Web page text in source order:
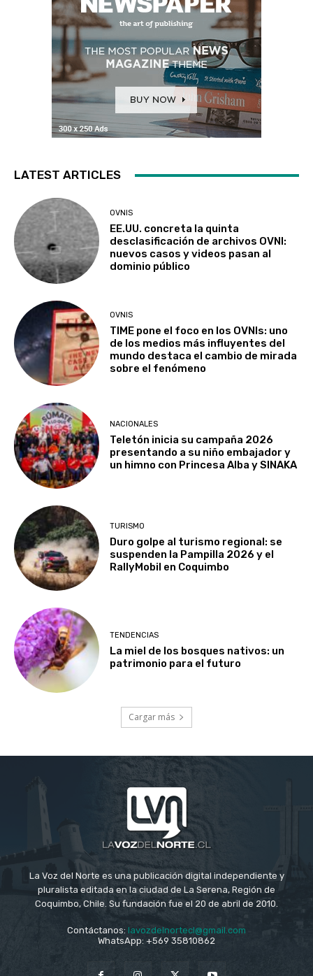
LATEST ARTICLES
OVNIS
EE.UU. concreta la quinta
desclasificación de archivos OVNI:
nuevos casos y videos pasan al
dominio público
OVNIS
TIME pone el foco en los OVNIs: uno
de los medios más influyentes del
mundo destaca el cambio de mirada
sobre el fenómeno
NACIONALES
Teletón inicia su campaña 2026
presentando a su niño embajador y
un himno con Princesa Alba y SINAKA
TURISMO
Duro golpe al turismo regional: se
suspenden la Pampilla 2026 y el
RallyMobil en Coquimbo
TENDENCIAS
La miel de los bosques nativos: un
patrimonio para el futuro
Cargar más
La Voz del Norte es una publicación digital independiente y
pluralista editada en la ciudad de La Serena, Región de
Coquimbo, Chile. Su fundación fue el 20 de abril de 2010.
Contáctanos: lavozdelnortecl@gmail.com
WhatsApp: +569 35810862